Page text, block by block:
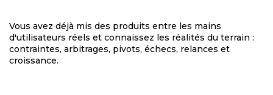
Vous avez déjà mis des produits entre les mains
d'utilisateurs réels et connaissez les réalités du terrain :
contraintes, arbitrages, pivots, échecs, relances et
croissance.